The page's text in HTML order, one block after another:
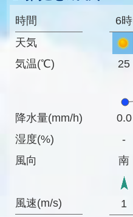
時間
天気
気温(℃)
降水量(mm/h)
湿度(%)
風向
風速(m/s)
6時
25
0.0
-
南
1